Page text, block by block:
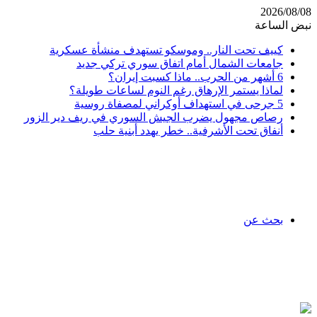
2026/08/08
نبض الساعة
كييف تحت النار.. وموسكو تستهدف منشأة عسكرية
جامعات الشمال أمام اتفاق سوري تركي جديد
6 أشهر من الحرب.. ماذا كسبت إيران؟
لماذا يستمر الإرهاق رغم النوم لساعات طويلة؟
5 جرحى في استهداف أوكراني لمصفاة روسية
رصاص مجهول يضرب الجيش السوري في ريف دير الزور
أنفاق تحت الأشرفية.. خطر يهدد أبنية حلب
بحث عن